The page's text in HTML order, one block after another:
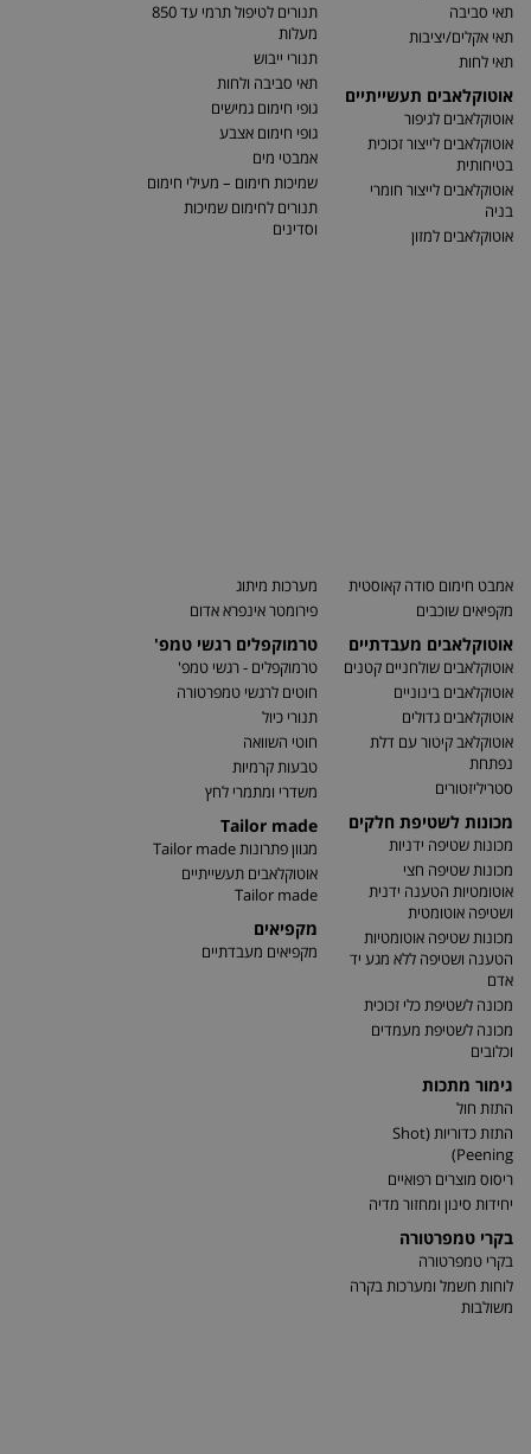
תאי סביבה
תאי אקלים/יציבות
תאי לחות
אוטוקלאבים תעשייתיים
אוטוקלאבים לגיפור
אוטוקלאבים לייצור זכוכית
בטיחותית
אוטוקלאבים לייצור חומרי
בניה
אוטוקלאבים למזון
תנורים לטיפול תרמי עד 850
מעלות
תנורי ייבוש
תאי סביבה ולחות
גופי חימום גמישים
גופי חימום אצבע
אמבטי מים
שמיכות חימום – מעילי חימום
תנורים לחימום שמיכות
וסדינים
אמבט חימום סודה קאוסטית
מקפיאים שוכבים
אוטוקלאבים מעבדתיים
אוטוקלאבים שולחניים קטנים
אוטוקלאבים בינוניים
אוטוקלאבים גדולים
אוטוקלאב קיטור עם דלת
נפתחת
סטריליזטורים
מכונות לשטיפת חלקים
מכונות שטיפה ידניות
מכונות שטיפה חצי
אוטומטיות הטענה ידנית
ושטיפה אוטומטית
מכונות שטיפה אוטומטיות
הטענה ושטיפה ללא מגע יד
אדם
מכונה לשטיפת כלי זכוכית
מכונה לשטיפת מעמדים
וכלובים
גימור מתכות
התזת חול
התזת כדוריות (Shot
Peening)
ריסוס מוצרים רפואיים
יחידות סינון ומחזור מדיה
בקרי טמפרטורה
בקרי טמפרטורה
לוחות חשמל ומערכות בקרה
משולבות
מערכות מיתוג
פירומטר אינפרא אדום
טרמוקפלים רגשי טמפ'
טרמוקפלים - רגשי טמפ'
חוטים לרגשי טמפרטורה
תנורי כיול
חוטי השוואה
טבעות קרמיות
משדרי ומתמרי לחץ
Tailor made
מגוון פתרונות Tailor made
אוטוקלאבים תעשייתיים
Tailor made
מקפיאים
מקפיאים מעבדתיים